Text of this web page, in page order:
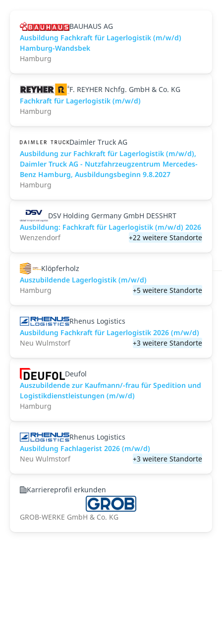
BAUHAUS AG
Ausbildung Fachkraft für Lagerlogistik (m/w/d)
Hamburg-Wandsbek
Hamburg
F. REYHER Nchfg. GmbH & Co. KG
Fachkraft für Lagerlogistik (m/w/d)
Hamburg
Daimler Truck AG
Ausbildung zur Fachkraft für Lagerlogistik (m/w/d),
Daimler Truck AG - Nutzfahrzeugzentrum Mercedes-
Benz Hamburg, Ausbildungsbeginn 9.8.2027
Hamburg
DSV Holding Germany GmbH DESSHRT
Ausbildung: Fachkraft für Lagerlogistik (m/w/d) 2026
Wenzendorf
+22 weitere Standorte
Klöpferholz
Auszubildende Lagerlogistik (m/w/d)
Hamburg
+5 weitere Standorte
Rhenus Logistics
Ausbildung Fachkraft für Lagerlogistik 2026 (m/w/d)
Neu Wulmstorf
+3 weitere Standorte
Deufol
Auszubildende zur Kaufmann/-frau für Spedition und
Logistikdienstleistungen (m/w/d)
Hamburg
Rhenus Logistics
Ausbildung Fachlagerist 2026 (m/w/d)
Neu Wulmstorf
+3 weitere Standorte
Karriereprofil erkunden
GROB-WERKE GmbH & Co. KG